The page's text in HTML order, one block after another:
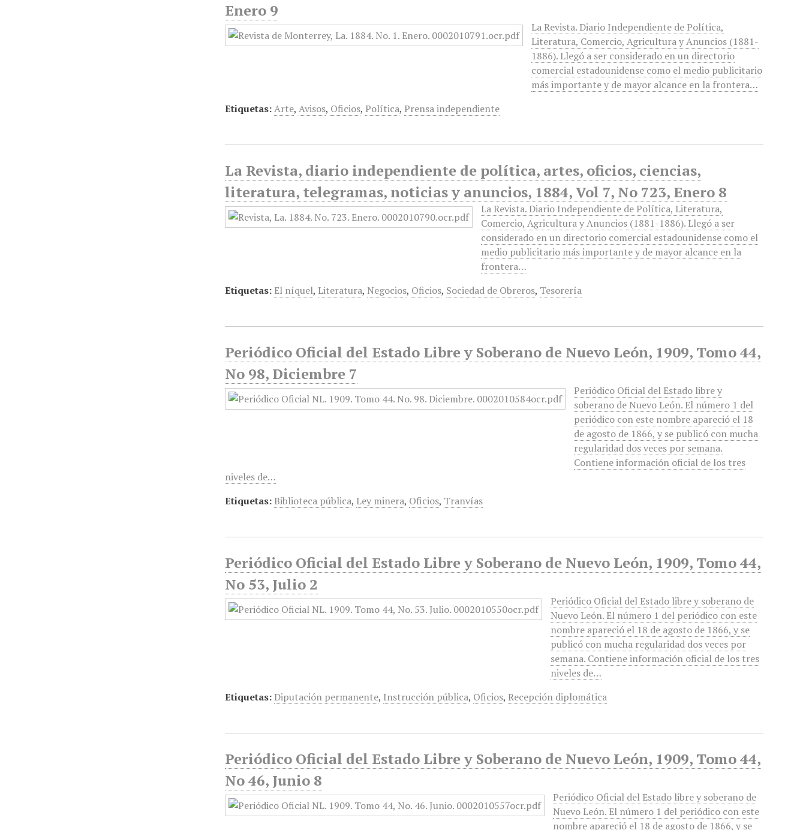
Enero 9
La Revista. Diario Independiente de Política,
Literatura, Comercio, Agricultura y Anuncios (1881-
1886). Llegó a ser considerado en un directorio
comercial estadounidense como el medio publicitario
más importante y de mayor alcance en la frontera…
Etiquetas:Arte,Avisos, Oficios, Política, Prensa independiente
La Revista, diario independiente de política, artes, oficios, ciencias,
literatura, telegramas, noticias y anuncios, 1884, Vol 7, No 723, Enero 8
La Revista. Diario Independiente de Política, Literatura,
Comercio, Agricultura y Anuncios (1881-1886). Llegó a ser
considerado en un directorio comercial estadounidense como el
medio publicitario más importante y de mayor alcance en la
frontera…
Etiquetas: El níquel, Literatura, Negocios, Oficios, Sociedad de Obreros, Tesorería
Periódico Oficial del Estado Libre y Soberano de Nuevo León, 1909, Tomo 44,
No 98, Diciembre 7
Periódico Oficial del Estado libre y
soberano de Nuevo León. El número 1 del
periódico con este nombre apareció el 18
de agosto de 1866, y se publicó con mucha
regularidad dos veces por semana.
Contiene información oficial de los tres
niveles de…
Etiquetas: Biblioteca pública, Ley minera, Oficios, Tranvías
Periódico Oficial del Estado Libre y Soberano de Nuevo León, 1909, Tomo 44,
No 53, Julio 2
Periódico Oficial del Estado libre y soberano de
Nuevo León. El número 1 del periódico con este
nombre apareció el 18 de agosto de 1866, y se
publicó con mucha regularidad dos veces por
semana. Contiene información oficial de los tres
niveles de…
Etiquetas: Diputación permanente, Instrucción pública, Oficios, Recepción diplomática
Periódico Oficial del Estado Libre y Soberano de Nuevo León, 1909, Tomo 44,
No 46, Junio 8
Periódico Oficial del Estado libre y soberano de
Nuevo León. El número 1 del periódico con este
nombre apareció el 18 de agosto de 1866, y se